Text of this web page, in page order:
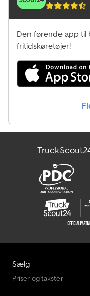
Den førende app til
fritidskøretøjer!
Sælg
Priser og takster